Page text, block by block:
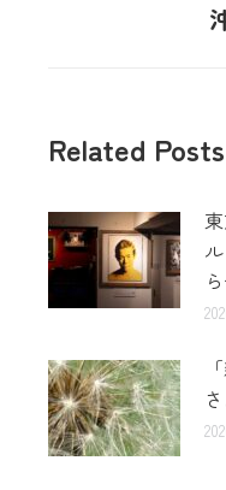
Related Posts